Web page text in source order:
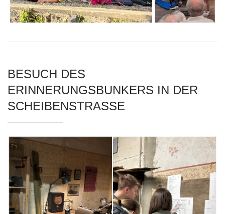
BESUCH DES
ERINNERUNGSBUNKERS IN DER
SCHEIBENSTRASSE